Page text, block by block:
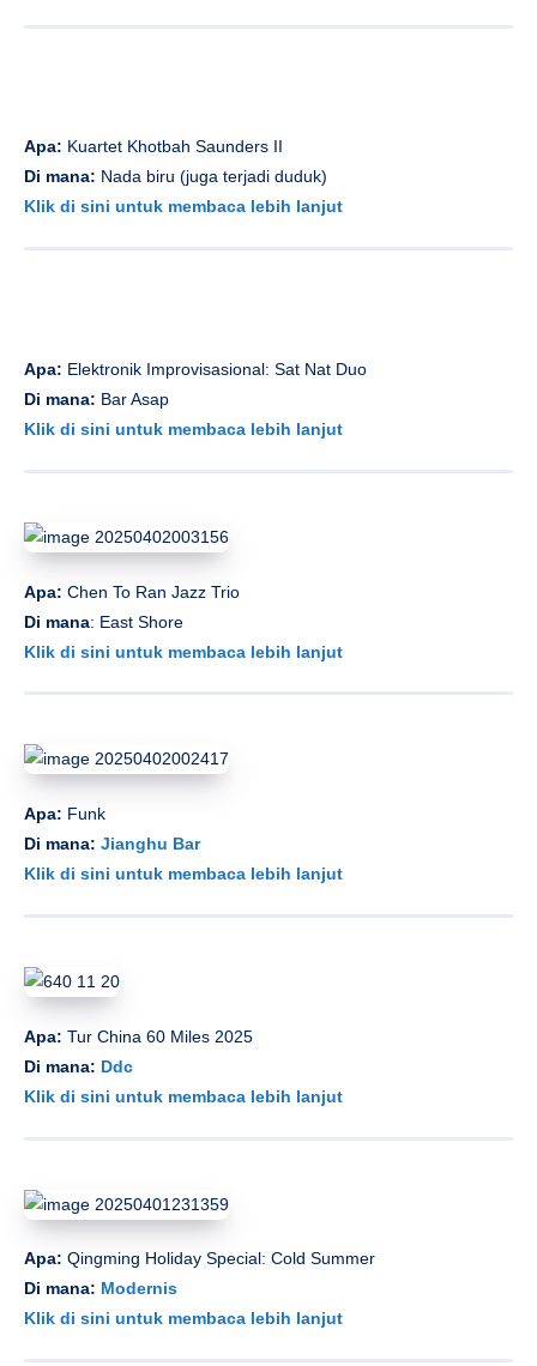
Apa: Kuartet Khotbah Saunders II
Di mana: Nada biru (juga terjadi duduk)
Klik di sini untuk membaca lebih lanjut
Apa: Elektronik Improvisasional: Sat Nat Duo
Di mana: Bar Asap
Klik di sini untuk membaca lebih lanjut
Apa: Chen To Ran Jazz Trio
Di mana: East Shore
Klik di sini untuk membaca lebih lanjut
Apa: Funk
Di mana: Jianghu Bar
Klik di sini untuk membaca lebih lanjut
Apa: Tur China 60 Miles 2025
Di mana: Ddc
Klik di sini untuk membaca lebih lanjut
Apa: Qingming Holiday Special: Cold Summer
Di mana: Modernis
Klik di sini untuk membaca lebih lanjut